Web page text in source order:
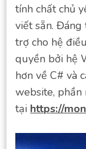
tính chất chủ
viết sẵn.
trợ cho hệ
quyền bởi hệ
hơn về C# và
website, phần
tại https://